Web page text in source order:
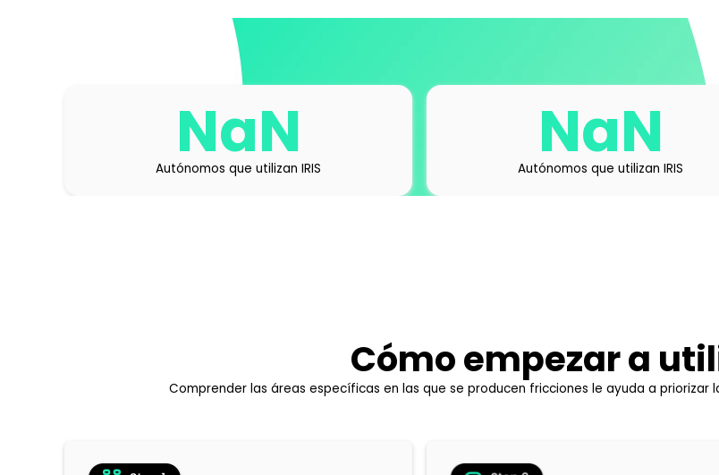
NaN
Autónomos que utilizan IRIS NaN
Autónomos que utilizan IRIS
Cómo empezar a
Comprender las áreas específicas en las que se producen fricciones le ayuda a priorizar